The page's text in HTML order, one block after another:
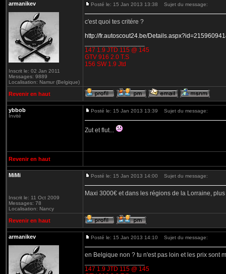
armanikev
Inscrit le: 02 Jan 2011
Messages: 9889
Localisation: Namur (Belgique)
Posté le: 15 Jan 2013 13:38 Sujet du message:
c'est quoi tes critére ?
http://fr.autoscout24.be/
147 1.9 JTD 115 @ 145
GTV 916 2.0 T.S
156 SW 1.9 Jtd
Revenir en haut
ybbob
Invité
Posté le: 15 Jan 2013 13:39 Sujet du message:
Zut et flut...
Revenir en haut
MiMi
Inscrit le: 11 Oct 2009
Messages: 78
Localisation: Nancy
Posté le: 15 Jan 2013 14:00 Sujet du message:
Maxi 3000€ et dans les régions de la Lorraine,
Revenir en haut
armanikev Posté le: 15 Jan 2013 14:10 Sujet du message:
en Belgique non ? tu n'est pas loin et les prix sont
147 1.9 JTD 115 @ 145